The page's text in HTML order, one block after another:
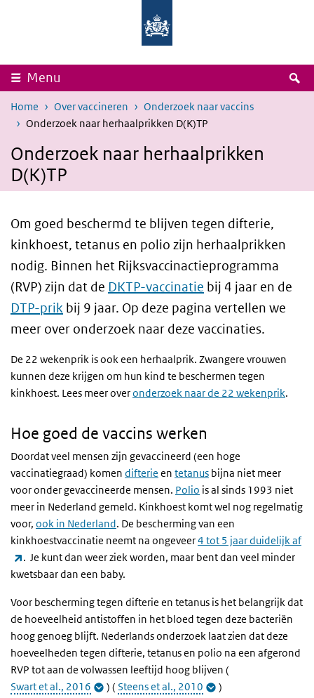
Overslaan en naar de inhoud gaan
Menu
Home Over vaccineren
Onderzoek naar vaccins
Onderzoek naar herhaalprikken D(K)TP
Onderzoek naar herhaalprikken
D(K)TP
Om goed beschermd te blijven tegen difterie,
kinkhoest, tetanus en polio zijn herhaalprikken
nodig. Binnen het Rijksvaccinactieprogramma
(RVP) zijn dat de DKTP-vaccinatie bij 4 jaar en de
DTP-prik bij 9 jaar. Op deze pagina vertellen we
meer over onderzoek naar deze vaccinaties.
De 22 wekenprik is ook een herhaalprik. Zwangere vrouwen
kunnen deze krijgen om hun kind te beschermen tegen
kinkhoest. Lees meer overonderzoek naar de 22 wekenprik.
Hoe goed de vaccins werken
Doordat veel mensen zijn gevaccineerd (een hoge
vaccinatiegraad) komen difterie en tetanus bijna niet meer
voor onder gevaccineerde mensen. Polio is al sinds 1993 niet
meer in Nederland gemeld. Kinkhoest komt wel nog regelmatig
voor, ook in Nederland. De bescherming van een
kinkhoestvaccinatie neemt na ongeveer4 tot 5 jaar duidelijk af
(externe link)
. Je kunt dan weer ziek worden, maar bent dan veel minder
kwetsbaar dan een baby.
Voor bescherming tegen difterie en tetanus is het belangrijk dat
de hoeveelheid antistoffen in het bloed tegen deze bacteriën
hoog genoeg blijft. Nederlands onderzoek laat zien dat deze
hoeveelheden tegen difterie, tetanus en polio na een afgerond
RVP tot aan de volwassen leeftijd hoog blijven (
Swart et al., 2016
) ( Steens et al., 2010
)